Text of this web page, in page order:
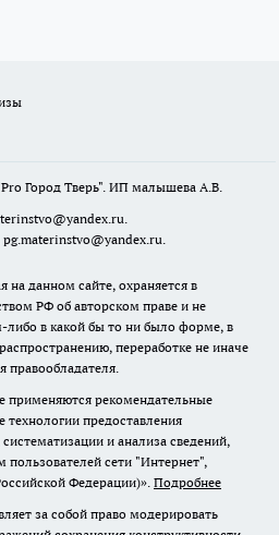
Город Тверь". ИП малышева А.В.
данном сайте, охраняется в
РФ об авторском праве и не
в какой бы то ни было форме, в
переработке не иначе
правообладателя.
рекомендательные
предоставления
и анализа сведений,
сети "Интернет",
Федерации)». Подробнее
за собой право модерировать